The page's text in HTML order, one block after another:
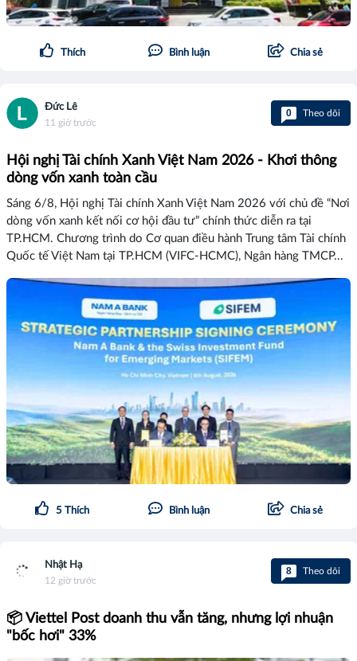
Thích Bình luận Chia sẻ
Đức Lê
11 giờ trước
0 Theo dõi
Hội nghị Tài chính Xanh Việt Nam 2026 - Khơi thông
dòng vốn xanh toàn cầu
Sáng 6/8, Hội nghị Tài chính Xanh Việt Nam 2026 với chủ đề “Nơi
dòng vốn xanh kết nối cơ hội đầu tư” chính thức diễn ra tại
TP.HCM. Chương trình do Cơ quan điều hành Trung tâm Tài chính
Quốc tế Việt Nam tại TP.HCM (VIFC-HCMC), Ngân hàng TMCP...
5 Thích Bình luận Chia sẻ
Nhật Hạ
12 giờ trước
8 Theo dõi
📦 Viettel Post doanh thu vẫn tăng, nhưng lợi nhuận
"bốc hơi" 33%